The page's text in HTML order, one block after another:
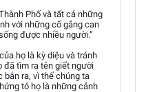
Phố và tất cả những
với những cố gắng can
được nhiều người.”
họ là kỳ diệu và tránh
đã tìm ra tên giết người
ra, vì thế chúng ta
tỏ họ là những cảnh